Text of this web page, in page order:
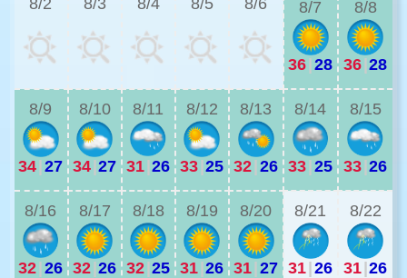
8/2 8/3 8/4 8/5 8/6 8/7
36|28
8/8
36|28
8/9
34|27
8/10
34|27
8/11
31|26
8/12
33|25
8/13
32|26
8/14
33|25
8/15
33|26
8/16
32|26
8/17
32|26
8/18
32|25
8/19
31|26
8/20
31|27
8/21
31|26
8/22
31|26